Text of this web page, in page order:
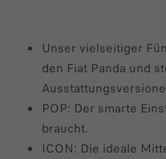
Unser vielseitiger
den Fiat Panda und
POP: Der smarte
braucht.
ICON: Die ideale